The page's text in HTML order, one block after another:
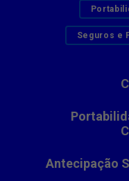
Antecipação
Seguros e